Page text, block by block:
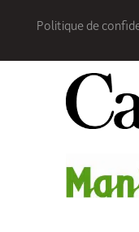
Politique de